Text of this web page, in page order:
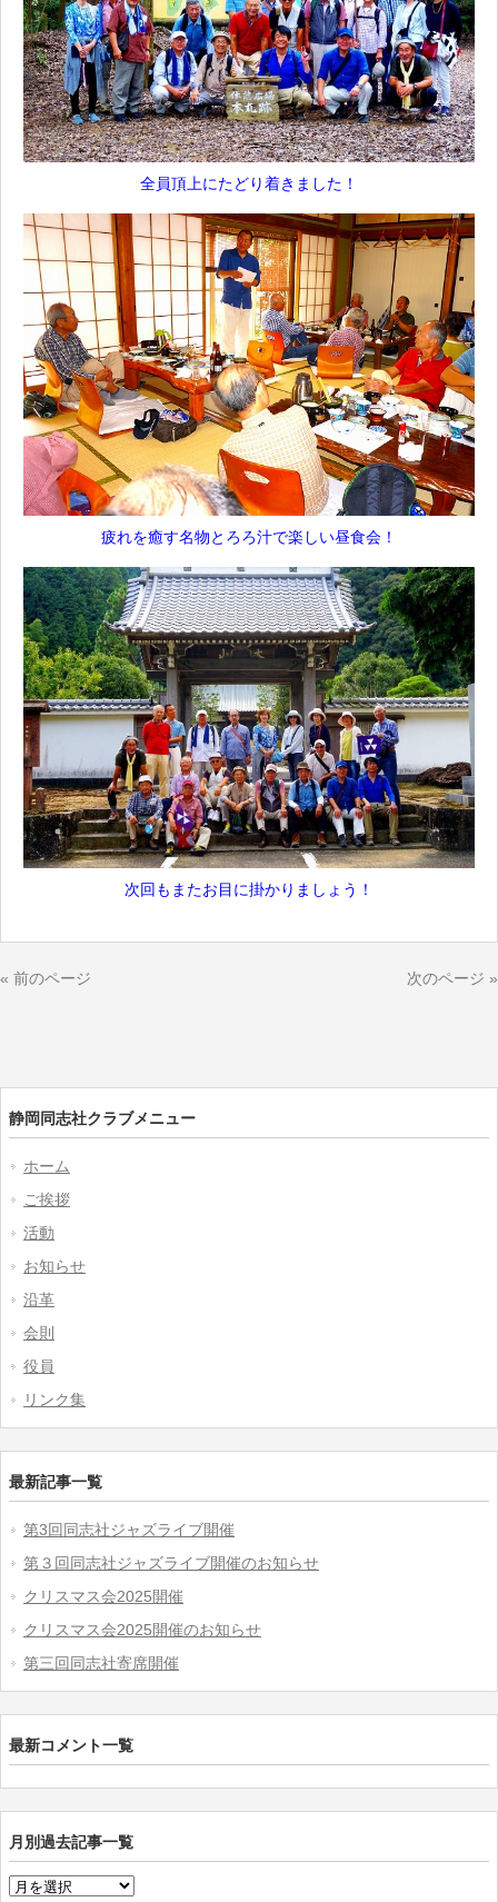
全員頂上にたどり着きました！
疲れを癒す名物とろろ汁で楽しい昼食会！
次回もまたお目に掛かりましょう！
« 前のページ 次のページ »
静岡同志社クラブメニュー
ホーム
ご挨拶
活動
お知らせ
沿革
会則
役員
リンク集
最新記事一覧
第3回同志社ジャズライブ開催
第３回同志社ジャズライブ開催のお知らせ
クリスマス会2025開催
クリスマス会2025開催のお知らせ
第三回同志社寄席開催
最新コメント一覧
月別過去記事一覧
月